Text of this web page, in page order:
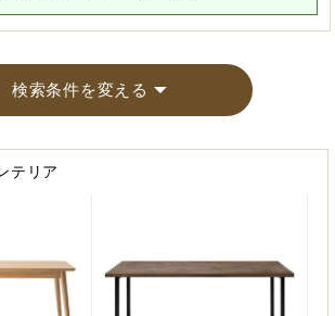
検索条件を変える
テリア